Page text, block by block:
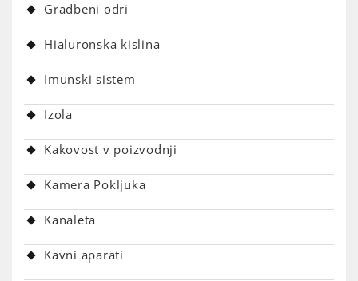
Gradbeni odri
Hialuronska kislina
Imunski sistem
Izola
Kakovost v poizvodnji
Kamera Pokljuka
Kanaleta
Kavni aparati